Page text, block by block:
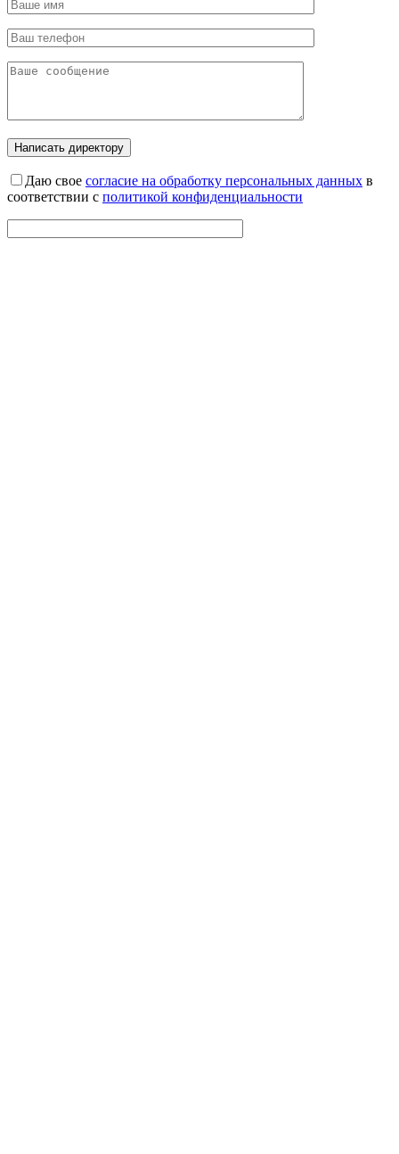
Даю свое согласие на обработку персональных данных в
соответствии с политикой конфиденциальности